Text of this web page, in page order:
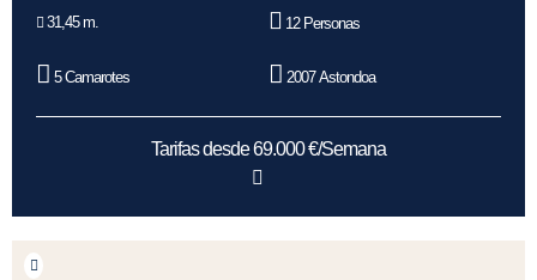
31,45 m. 12 Personas
5 Camarotes 2007 Astondoa
Tarifas desde 69.000 €/Semana